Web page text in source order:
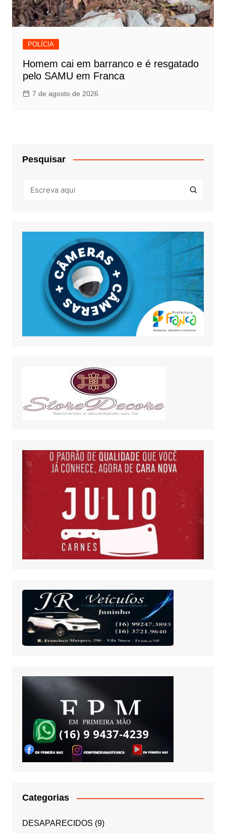
POLÍCIA
Homem cai em barranco e é resgatado
pelo SAMU em Franca
7 de agosto de 2026
Pesquisar
Categorias
DESAPARECIDOS (9)